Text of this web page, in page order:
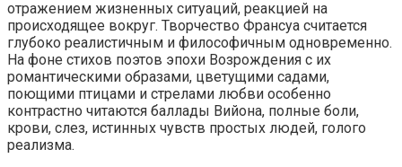
отражением жизненных ситуаций, реакцией на
происходящее вокруг. Творчество Франсуа считается
глубоко реалистичным и философичным одновременно.
На фоне стихов поэтов эпохи Возрождения с их
романтическими образами, цветущими садами,
поющими птицами и стрелами любви особенно
контрастно читаются баллады Вийона, полные боли,
крови, слез, истинных чувств простых людей, голого
реализма.